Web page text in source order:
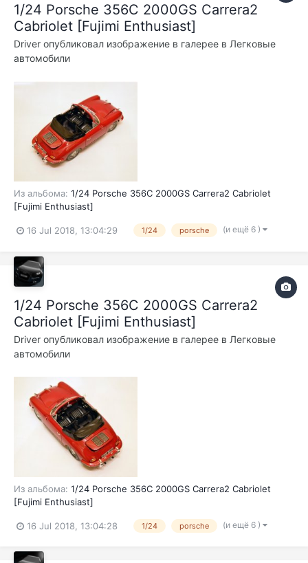
1/24 Porsche 356C 2000GS Carrera2
Cabriolet [Fujimi Enthusiast]
Driver опубликовал изображение в галерее в Легковые
автомобили
Из альбома: 1/24 Porsche 356C 2000GS Carrera2 Cabriolet
[Fujimi Enthusiast]
16 Jul 2018, 13:04:29 1/24 porsche (и ещё 6 )
1/24 Porsche 356C 2000GS Carrera2
Cabriolet [Fujimi Enthusiast]
Driver опубликовал изображение в галерее в Легковые
автомобили
Из альбома: 1/24 Porsche 356C 2000GS Carrera2 Cabriolet
[Fujimi Enthusiast]
16 Jul 2018, 13:04:28 1/24 porsche (и ещё 6 )